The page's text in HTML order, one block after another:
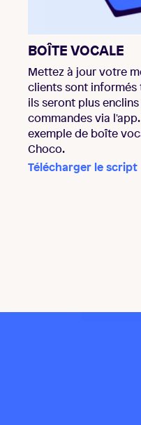
BOÎTE VOCALE
Mettez à jour votre
clients sont
ils seront plus
commandes via
exemple de boîte
Choco.
Télécharger le script